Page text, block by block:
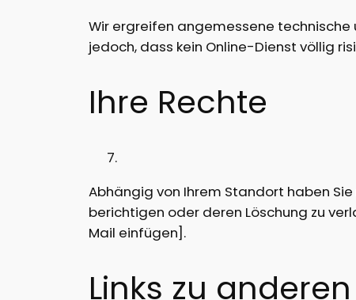
Wir ergreifen angemessene
jedoch, dass kein Online-Dienst völlig
Ihre Rechte
Abhängig von Ihrem Standort haben
berichtigen oder deren Löschung zu
Mail einfügen].
Links zu